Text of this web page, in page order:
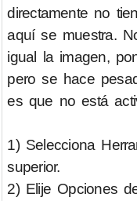
directamente no
aquí se muestra.
igual la imagen,
pero se hace
es que no está
1) Selecciona
superior.
2) Elije Opciones